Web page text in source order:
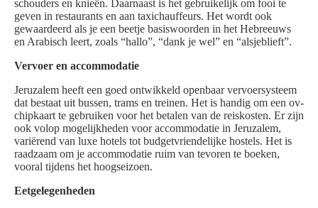
schouders en knieën. Daarnaast is het gebruikelijk om fooi te
geven in restaurants en aan taxichauffeurs. Het wordt ook
gewaardeerd als je een beetje basiswoorden in het Hebreeuws
en Arabisch leert, zoals “hallo”, “dank je wel” en “alsjeblieft”.
Vervoer en accommodatie
Jeruzalem heeft een goed ontwikkeld openbaar vervoersysteem
dat bestaat uit bussen, trams en treinen. Het is handig om een ov-
chipkaart te gebruiken voor het betalen van de reiskosten. Er zijn
ook volop mogelijkheden voor accommodatie in Jeruzalem,
variërend van luxe hotels tot budgetvriendelijke hostels. Het is
raadzaam om je accommodatie ruim van tevoren te boeken,
vooral tijdens het hoogseizoen.
Eetgelegenheden